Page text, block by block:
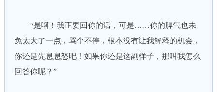
“是啊！我正要回你的话，可是……你的脾气也未
免太大了一点，骂个不停，根本没有让我解释的机会，
你还是先息息怒吧！如果你还是这副样子，那叫我怎么
回答你呢？”